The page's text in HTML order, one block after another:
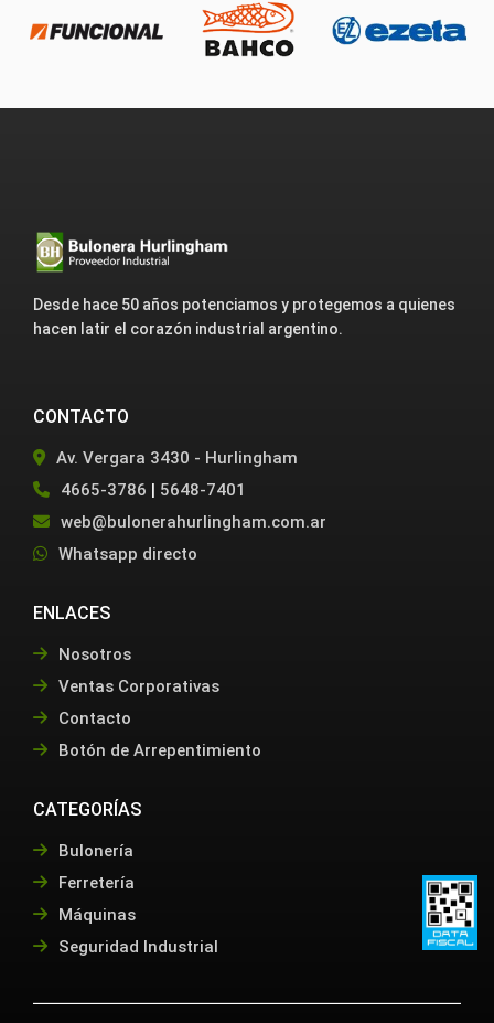
Desde hace 50 años potenciamos y protegemos a quienes
hacen latir el corazón industrial argentino.
CONTACTO
Av. Vergara 3430 - Hurlingham
4665-3786 | 5648-7401
web@bulonerahurlingham.com.ar
Whatsapp directo
ENLACES
Nosotros
Ventas Corporativas
Contacto
Botón de Arrepentimiento
CATEGORÍAS
Bulonería
Ferretería
Máquinas
Seguridad Industrial